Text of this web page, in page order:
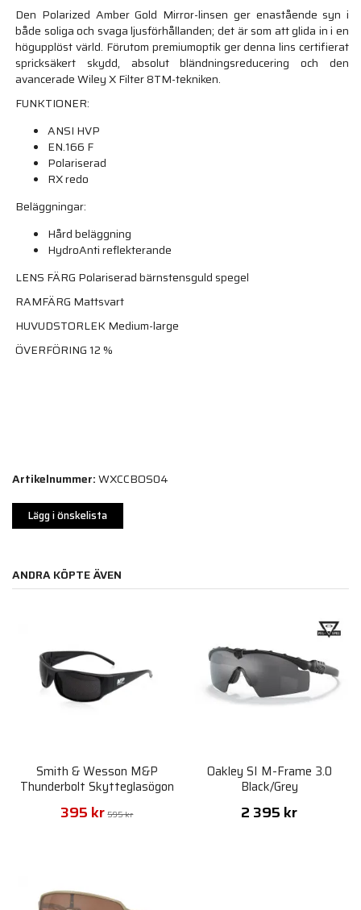
Den Polarized Amber Gold Mirror-linsen ger enastående syn i
både soliga och svaga ljusförhållanden; det är som att glida in i en
högupplöst värld. Förutom premiumoptik ger denna lins certifierat
spricksäkert skydd, absolut bländningsreducering och den
avancerade Wiley X Filter 8TM-tekniken.
FUNKTIONER:
ANSI HVP
EN.166 F
Polariserad
RX redo
Beläggningar:
Hård beläggning
HydroAnti reflekterande
LENS FÄRG Polariserad bärnstensguld spegel
RAMFÄRG Mattsvart
HUVUDSTORLEK Medium-large
ÖVERFÖRING 12 %
Artikelnummer:WXCCBOS04
Lägg i önskelista
ANDRA KÖPTE ÄVEN
Smith & Wesson M&P
Thunderbolt Skytteglasögon
- Smoke
395 kr 595 kr
Oakley SI M-Frame 3.0
Black/Grey
2 395 kr